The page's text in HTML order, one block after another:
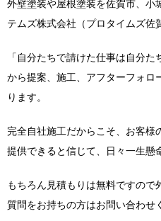
外壁塗装や屋根塗装を佐賀市、小
テムズ株式会社（プロタイムズ佐
「自分たちで請けた仕事は自分
から提案、施工、アフターフォロ
ります。
完全自社施工だからこそ、お客様
提供できると信じて、日々一生懸
もちろん見積もりは無料ですの
質問をお持ちの方はお問い合わせ